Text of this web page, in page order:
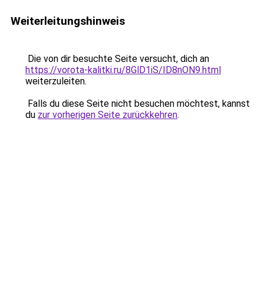
Weiterleitungshinweis
Die von dir besuchte Seite versucht, dich an
https://vorota-kalitki.ru/8GlD1iS/ID8nON9.html
weiterzuleiten.
Falls du diese Seite nicht besuchen möchtest, kannst
du zur vorherigen Seite zurückkehren.